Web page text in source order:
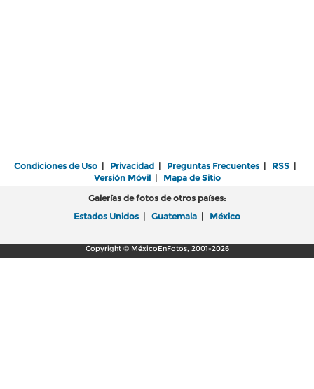
Condiciones de Uso | Privacidad | Preguntas Frecuentes | RSS |
Versión Móvil| Mapa de Sitio
Galerías de fotos de otros países:
Estados Unidos | Guatemala | México
Copyright © MéxicoEnFotos, 2001-2026